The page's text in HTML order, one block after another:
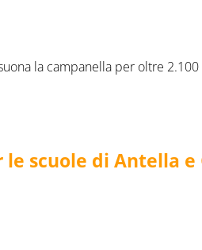
la campanella per oltre
scuole di Antella e